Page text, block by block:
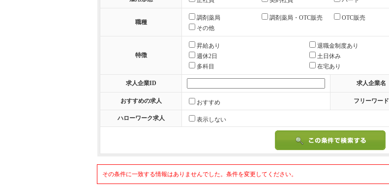
職種
調剤薬局 調剤薬局・OTC販売 OTC販売
その他
特徴
昇給あり 退職金制度あり
週休2日
土日休み
多科目
在宅あり
求人企業ID 求人企業名
おすすめの求人 おすすめ フリーワード
ハローワーク求人 表示しない
その条件に一致する情報はありませんでした。条件を変更してください。